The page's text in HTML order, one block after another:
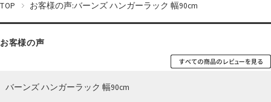
TOP お客様の声:バーンズ ハンガーラック 幅90cm
お客様の声
バーンズ ハンガーラック 幅90cm